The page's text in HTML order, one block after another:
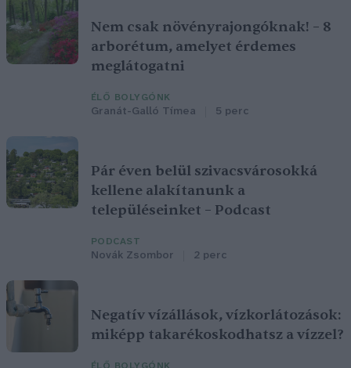
Nem csak növényrajongóknak! – 8
arborétum, amelyet érdemes
meglátogatni
ÉLŐ BOLYGÓNK
Granát-Galló Tímea 5 perc
Pár éven belül szivacsvárosokká
kellene alakítanunk a
településeinket – Podcast
PODCAST
Novák Zsombor 2 perc
Negatív vízállások, vízkorlátozások:
miképp takarékoskodhatsz a vízzel?